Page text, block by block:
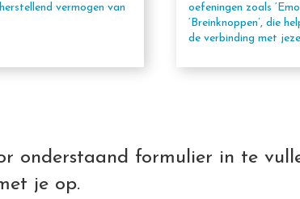
vermogen van
oefeningen zoals
‘Breinknoppen’, die
de verbinding met
onderstaand formulier in te
je op.